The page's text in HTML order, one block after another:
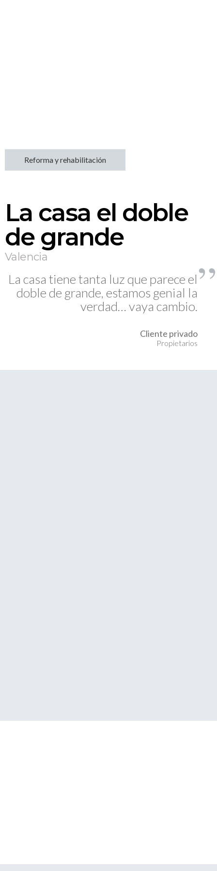
Reforma y rehabilitación
La casa el doble
de grande
Valencia
La casa tiene tanta luz que parece el
doble de grande, estamos genial la
verdad… vaya cambio.
Cliente privado
Propietarios